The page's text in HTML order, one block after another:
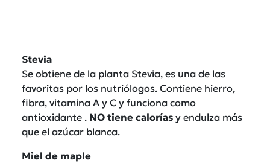
Stevia
Se obtiene de la planta Stevia, es una de las
favoritas por los nutriólogos. Contiene hierro,
fibra, vitamina A y C y funciona como
antioxidante . NO tiene calorías y endulza más
que el azúcar blanca.
Miel de maple